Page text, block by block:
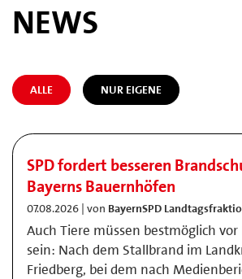
NEWS
ALLE NUR EIGENE
SPD fordert besseren
Bayerns Bauernhöfen
07.08.2026 | von BayernSPD
Auch Tiere müssen bestmöglich
sein: Nach dem Stallbrand im
Friedberg, bei dem nach